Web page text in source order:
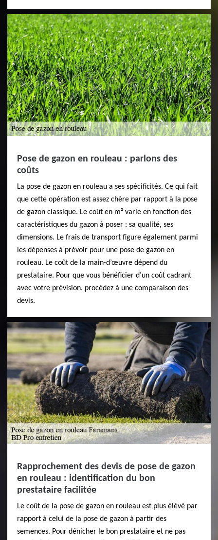
Pose de gazon en rouleau : parlons des
coûts
La pose de gazon en rouleau a ses spécificités. Ce qui fait
que cette opération est assez chère par rapport à la pose
de gazon classique. Le coût en m² varie en fonction des
caractéristiques du gazon à poser : sa qualité, ses
dimensions. Le frais de transport figure également parmi
les dépenses à prévoir pour une pose de gazon en
rouleau. Le coût de la main-d’œuvre dépend du
prestataire. Pour que vous bénéficier d’un coût cadrant
avec votre prévision, procédez à une comparaison des
devis.
Rapprochement des devis de pose de gazon
en rouleau : identification du bon
prestataire facilitée
Le coût de la pose de gazon en rouleau est plus élévé par
rapport à celui de la pose de gazon à partir des
semences. Pour dénicher le bon prestataire et ne pas